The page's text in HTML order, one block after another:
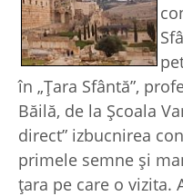
în „Ţara Sfântă”,
Băilă, de la Şcoala
direct” izbucnirea
primele semne şi
ţara pe care o vizita.